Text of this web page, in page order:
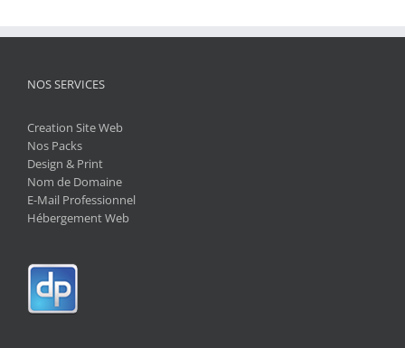
NOS SERVICES
Creation Site Web
Nos Packs
Design & Print
Nom de Domaine
E-Mail Professionnel
Hébergement Web